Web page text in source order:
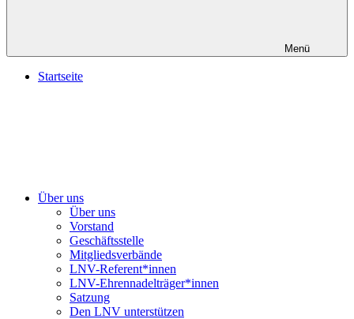
Menü
Startseite
Über uns
Über uns
Vorstand
Geschäftsstelle
Mitgliedsverbände
LNV-Referent*innen
LNV-Ehrennadelträger*innen
Satzung
Den LNV unterstützen